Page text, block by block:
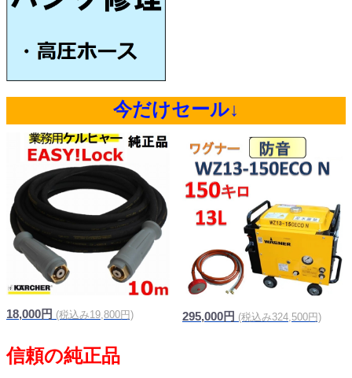
今だけセール↓
18,000円 (税込み19,800円) 295,000円 (税込み324,500円)